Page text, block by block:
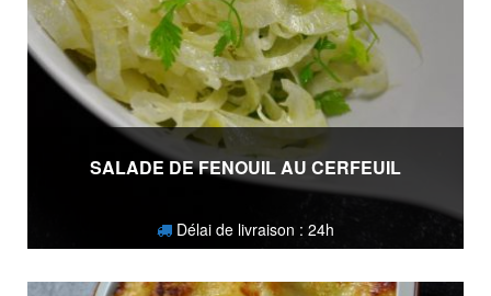
SALADE DE FENOUIL AU CERFEUIL
Délai de livraison : 24h